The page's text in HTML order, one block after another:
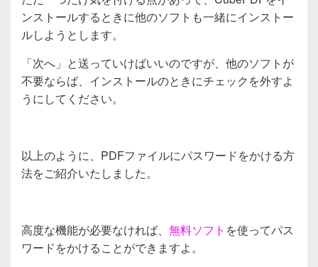
ンストールするときに他のソフトも一緒にインストー
ルしようとします。
「次へ」と送っていけばいいのですが、他のソフトが
不要ならば、インストールのときにチェックを外すよ
うにしてください。
以上のように、PDFファイルにパスワードをかける方
法をご紹介いたしました。
高度な機能が必要なければ、 無料ソフト を使ってパス
ワードをかけることができますよ。